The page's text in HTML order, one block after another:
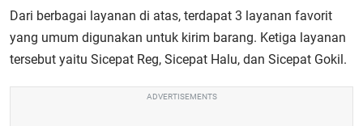
Dari berbagai layanan di atas, terdapat 3 layanan favorit
yang umum digunakan untuk kirim barang. Ketiga layanan
tersebut yaitu Sicepat Reg, Sicepat Halu, dan Sicepat Gokil.
ADVERTISEMENTS